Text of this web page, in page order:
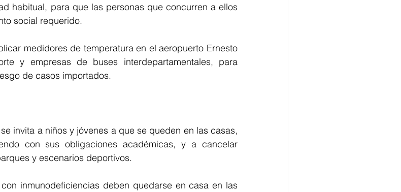
habitual, para que las personas que concurren a ellos
social requerido.
medidores de temperatura en el aeropuerto Ernesto
y empresas de buses interdepartamentales, para
de casos importados.
invita a niños y jóvenes a que se queden en las casas,
con sus obligaciones académicas, y a cancelar
y escenarios deportivos.
inmunodeficiencias deben quedarse en casa en las